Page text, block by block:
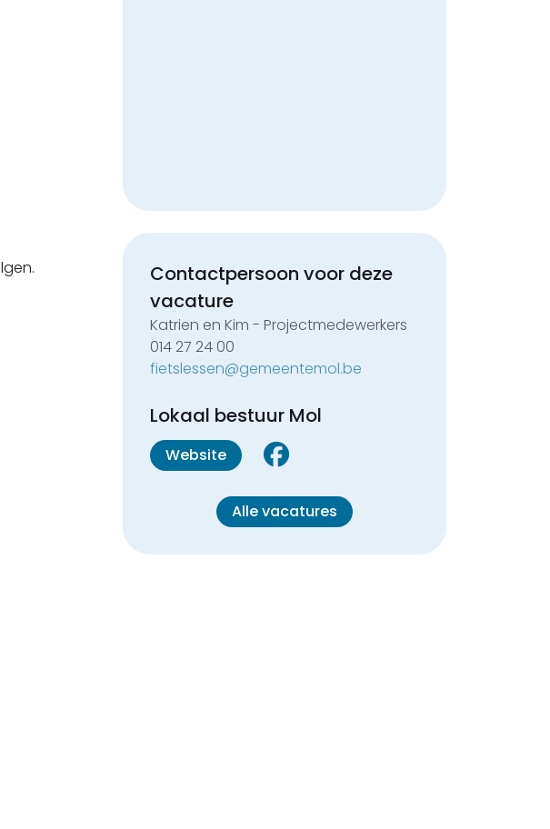
Contactpersoon voor deze
vacature
Katrien en Kim - Projectmedewerkers
014 27 24 00
fietslessen@gemeentemol.be
Lokaal bestuur Mol
Website
Alle vacatures